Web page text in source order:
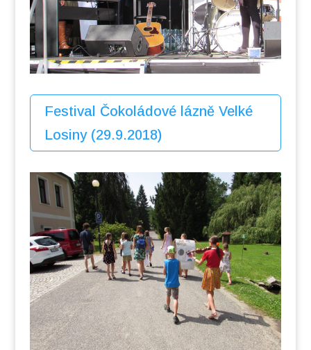
Festival Čokoládové lázně Velké
Losiny (29.9.2018)